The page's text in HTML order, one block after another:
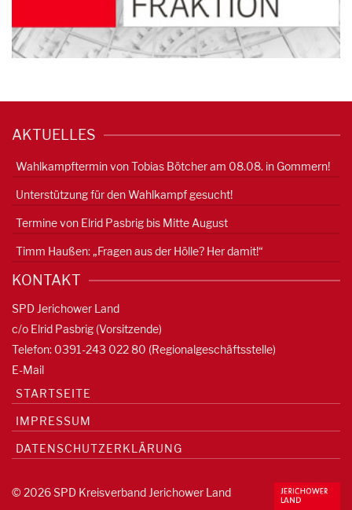
AKTUELLES
Wahlkampftermin von Tobias Bötcher am 08.08. in Gommern!
Unterstützung für den Wahlkampf gesucht!
Termine von Elrid Pasbrig bis Mitte August
Timm Haußen: „Fragen aus der Hölle? Her damit!“
KONTAKT
SPD Jerichower Land
c/o Elrid Pasbrig (Vorsitzende)
Telefon: 0391-243 022 80 (Regionalgeschäftsstelle)
E-Mail
STARTSEITE
IMPRESSUM
DATENSCHUTZERKLÄRUNG
© 2026 SPD Kreisverband Jerichower Land